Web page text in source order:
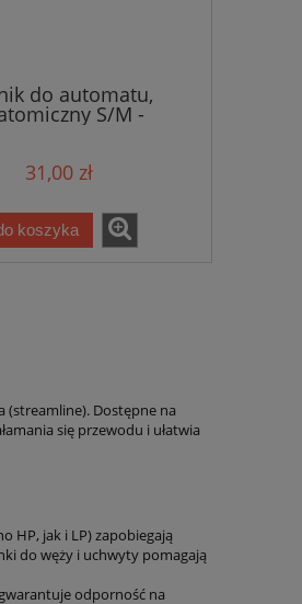
do automatu,
S/M -
pomarańczowy
31,00 zł
koszyka
(streamline). Dostępne na
się przewodu i ułatwia
HP, jak i LP) zapobiegają
do węży i uchwyty pomagają
odporność na